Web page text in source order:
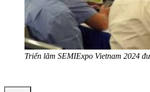
Triển lãm SEMIExpo Vietnam 2024